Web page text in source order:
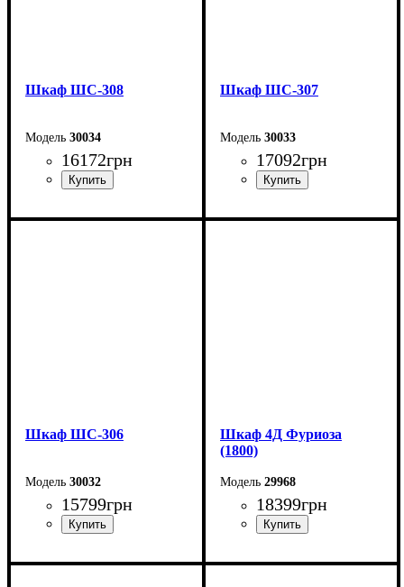
Шкаф ШС-308
30034
16172грн
Ширина: 150 см
Шкаф ШС-307
30033
17092грн
Ширина: 150 см
Шкаф ШС-306
30032
15799грн
Ширина: 150 см
Шкаф 4Д Фуриоза
(1800)
29968
18399грн
Ширина: 180 см